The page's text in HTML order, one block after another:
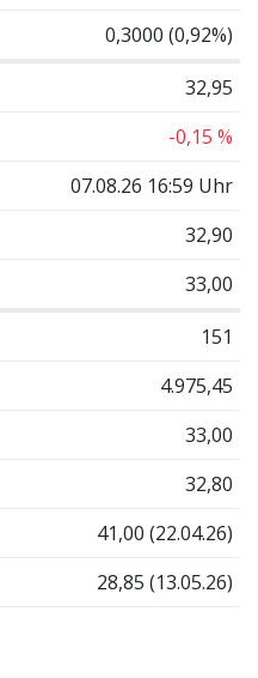
0,3000 (0,92%)
32,95
-0,15 %
07.08.26 16:59 Uhr
32,90
33,00
151
4.975,45
33,00
32,80
41,00 (22.04.26)
28,85 (13.05.26)